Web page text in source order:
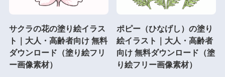
サクラの花の塗り絵イラス
ト｜大人・高齢者向け 無料
ダウンロード（塗り絵フリ
ー画像素材）
ポピー（ひなげし）の塗り
絵イラスト｜大人・高齢者
向け 無料ダウンロード（塗
り絵フリー画像素材）